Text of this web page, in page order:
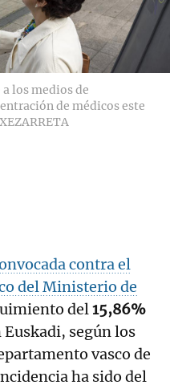
los medios de
de médicos este
contra el
del Ministerio de
del15,86%
según los
vasco de
ha sido del